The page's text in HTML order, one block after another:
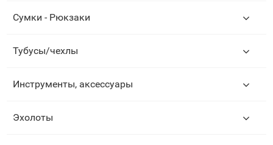
Сумки - Рюкзаки
Тубусы/чехлы
Инструменты, аксессуары
Эхолоты